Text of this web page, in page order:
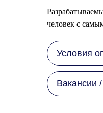
человек с
Условия
Вакансии